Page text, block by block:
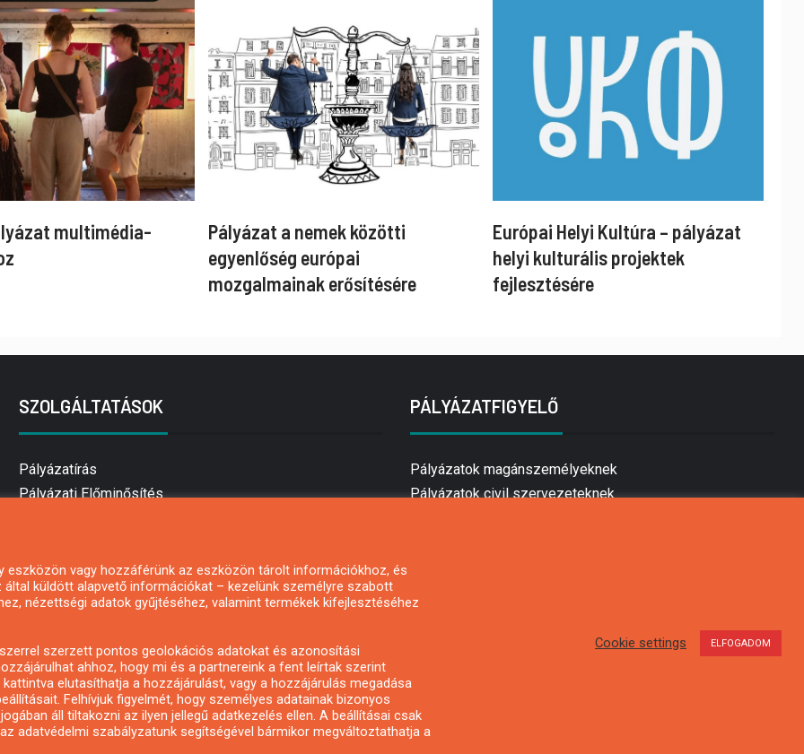
multimédia-
Pályázat a nemek közötti
egyenlőség európai
mozgalmainak erősítésére
Európai Helyi Kultúra – pályázat
helyi kulturális projektek
fejlesztésére
SZOLGÁLTATÁSOK
Pályázatírás
Pályázati Előminősítés
Mezőgazdasági pályázatírás
Pályázatírás magánszemélyeknek
Pályázatírás civil szervezeteknek
Pályázatfigyelés
Specifikus pályázatfigyelés vagy hírlevél
PÁLYÁZATFIGYELŐ
Pályázatok magánszemélyeknek
Pályázatok civil szervezeteknek
vagy hozzáférünk az eszközön tárolt információkhoz, és
küldött alapvető információkat – kezelünk személyre szabott
nézettségi adatok gyűjtéséhez, valamint termékek kifejlesztéséhez
szerzett pontos geolokációs adatokat és azonosítási
ahhoz, hogy mi és a partnereink a fent leírtak szerint
elutasíthatja a hozzájárulást, vagy a hozzájárulás megadása
Felhívjuk figyelmét, hogy személyes adatainak bizonyos
áll tiltakozni az ilyen jellegű adatkezelés ellen. A beállításai csak
adatvédelmi szabályzatunk segítségével bármikor megváltoztathatja a
Cookie settings ELFOGADOM